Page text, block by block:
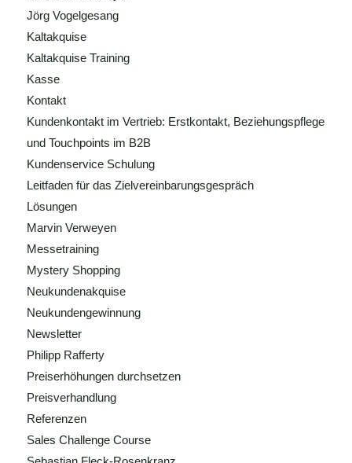
Jörg Vogelgesang
Kaltakquise
Kaltakquise Training
Kasse
Kontakt
Kundenkontakt im Vertrieb: Erstkontakt, Beziehungspflege
und Touchpoints im B2B
Kundenservice Schulung
Leitfaden für das Zielvereinbarungsgespräch
Lösungen
Marvin Verweyen
Messetraining
Mystery Shopping
Neukundenakquise
Neukundengewinnung
Newsletter
Philipp Rafferty
Preiserhöhungen durchsetzen
Preisverhandlung
Referenzen
Sales Challenge Course